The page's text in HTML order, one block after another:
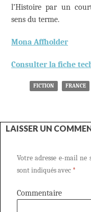
l’Histoire par un
sens du terme.
Mona Affholder
Consulter la fiche
FICTION FRANCE
LAISSER UN
Votre adresse e-mail ne
sont indiqués avec *
Commentaire